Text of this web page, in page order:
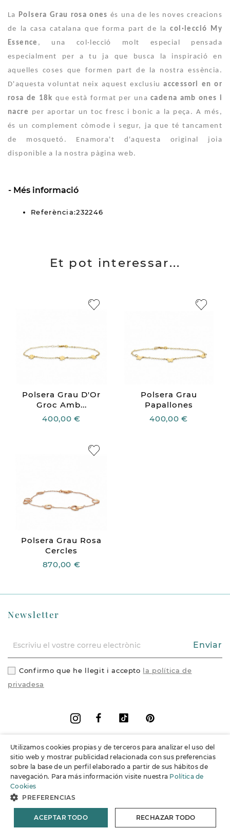
La Polsera Grau rosa ones és una de les noves creacions
de la casa catalana que forma part de lacol·lecció My
Essence , una col·lecció molt especial pensada
especialment per a tu ja que busca la inspiració en
aquelles coses que formen part de la nostra essència.
D'aquesta voluntat neix aquest exclusiuaccessori en or
rosa de 18k que està format per unacadena amb ones i
nacre per aportar un toc fresc i bonic a la peça. A més,
és un complement còmode i segur, ja que té tancament
de mosquetó. Enamora't d'aquesta original joia
disponible a la nostra pàgina web.
Més informació
Referència:232246
Et pot interessar...
Polsera Grau D'Or
Groc Amb...
400,00 €
Polsera Grau
Papallones
400,00 €
Polsera Grau Rosa
Cercles
870,00 €
Informació
Suport
© 2026 Joieria Grau.Tots els drets reservats.
Newsletter
Enviar
Confirmo que he llegit i accepto la política de
privadesa
FacebookVimeo
Instagram
Utilizamos cookies propias y de terceros para analizar el uso del
sitio web y mostrar publicidad relacionada con sus preferencias
sobre la base de un perfil elaborado a partir de sus hábitos de
navegación. Para más información visite nuestra Política de
Cookies
PREFERENCIAS
ACEPTAR TODO RECHAZAR TODO